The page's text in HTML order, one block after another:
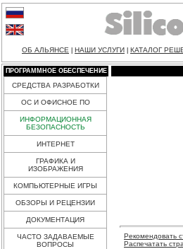
ОБ АЛЬЯНСЕ НАШИ УСЛУГИ КАТАЛОГ
ПРОГРАММНОЕ ОБЕСПЕЧЕНИЕ
СРЕДСТВА РАЗРАБОТКИ
ОС И ОФИСНОЕ ПО
ИНФОРМАЦИОННАЯ
БЕЗОПАСНОСТЬ
ИНТЕРНЕТ
ГРАФИКА И
ИЗОБРАЖЕНИЯ
КОМПЬЮТЕРНЫЕ ИГРЫ
ОБЗОРЫ И РЕЦЕНЗИИ
ДОКУМЕНТАЦИЯ
ЧАСТО ЗАДАВАЕМЫЕ
ВОПРОСЫ
Рекомендовать
Распечатать